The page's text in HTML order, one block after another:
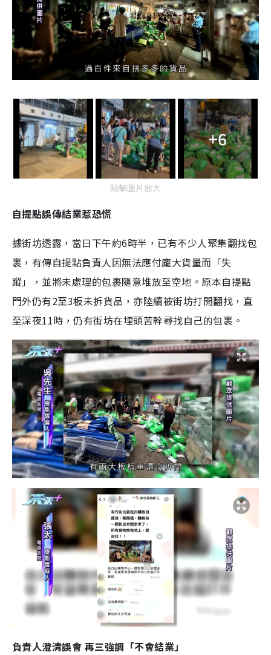
+6
點擊圖片放大
自提點誤傳結業惹恐慌
據街坊透露，當日下午約6時半，已有不少人聚集翻找包
裹，有傳自提點負責人因無法應付龐大貨量而「失
蹤」，並將未處理的包裹隨意堆放至空地。原本自提點
門外仍有2至3板未拆貨品，亦陸續被街坊打開翻找，直
至深夜11時，仍有街坊在埋頭苦幹尋找自己的包裹。
負責人澄清誤會 再三強調「不會結業」